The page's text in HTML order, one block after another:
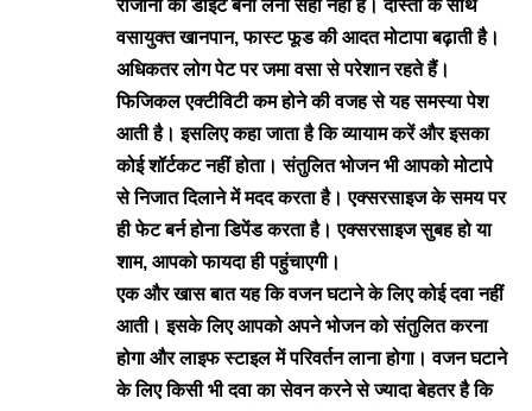
रोजाना की डाइट बना लेना सही नहीं है। दोस्तों के साथ
वसायुक्त खानपान, फास्ट फूड की आदत मोटापा बढ़ाती है।
अधिकतर लोग पेट पर जमा वसा से परेशान रहते हैं।
फिजिकल एक्टीविटी कम होने की वजह से यह समस्या पेश
आती है। इसलिए कहा जाता है कि व्यायाम करें और इसका
कोई शॉर्टकट नहीं होता। संतुलित भोजन भी आपको मोटापे
से निजात दिलाने में मदद करता है। एक्सरसाइज के समय पर
ही फेट बर्न होना डिपेंड करता है। एक्सरसाइज सुबह हो या
शाम, आपको फायदा ही पहुंचाएगी।
एक और खास बात यह कि वजन घटाने के लिए कोई दवा नहीं
आती। इसके लिए आपको अपने भोजन को संतुलित करना
होगा और लाइफ स्टाइल में परिवर्तन लाना होगा। वजन घटाने
के लिए किसी भी दवा का सेवन करने से ज्यादा बेहतर है कि